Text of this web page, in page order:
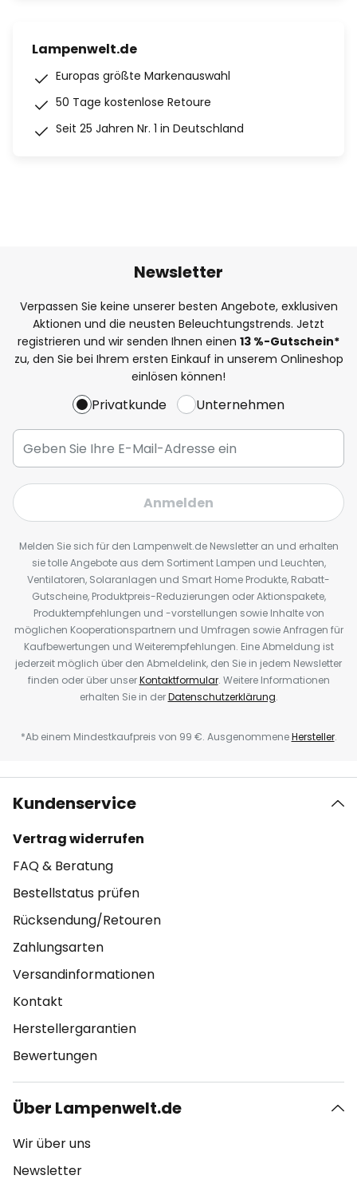
Lampenwelt.de
Europas größte Markenauswahl
50 Tage kostenlose Retoure
Seit 25 Jahren Nr. 1 in Deutschland
Newsletter
Verpassen Sie keine unserer besten Angebote, exklusiven
Aktionen und die neusten Beleuchtungstrends. Jetzt
registrieren und wir senden Ihnen einen 13 %-Gutschein*
zu, den Sie bei Ihrem ersten Einkauf in unserem Onlineshop
einlösen können!
Privatkunde Unternehmen
Anmelden
Melden Sie sich für den Lampenwelt.de Newsletter an und erhalten
sie tolle Angebote aus dem Sortiment Lampen und Leuchten,
Ventilatoren, Solaranlagen und Smart Home Produkte, Rabatt-
Gutscheine, Produktpreis-Reduzierungen oder Aktionspakete,
Produktempfehlungen und -vorstellungen sowie Inhalte von
möglichen Kooperationspartnern und Umfragen sowie Anfragen für
Kaufbewertungen und Weiterempfehlungen. Eine Abmeldung ist
jederzeit möglich über den Abmeldelink, den Sie in jedem Newsletter
finden oder über unserKontaktformular. Weitere Informationen
erhalten Sie in derDatenschutzerklärung.
*Ab einem Mindestkaufpreis von 99 €. AusgenommeneHersteller.
Kundenservice
Vertrag widerrufen
FAQ & Beratung
Bestellstatus prüfen
Rücksendung/Retouren
Zahlungsarten
Versandinformationen
Kontakt
Herstellergarantien
Bewertungen
Über Lampenwelt.de
Wir über uns
Newsletter